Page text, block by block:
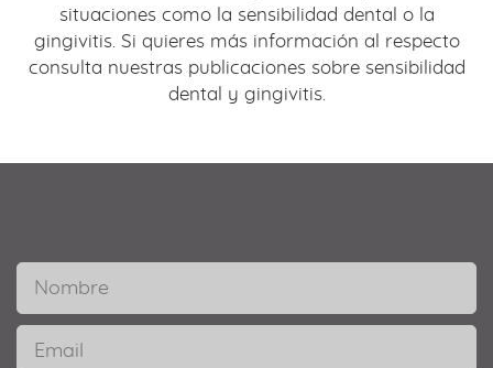
situaciones como la sensibilidad dental o la
gingivitis. Si quieres más información al respecto
consulta nuestras publicaciones sobre sensibilidad
dental y gingivitis.